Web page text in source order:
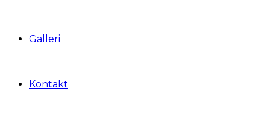
Galleri
Kontakt